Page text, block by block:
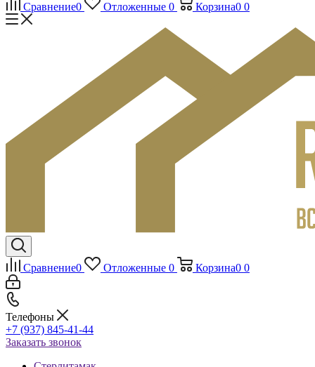
Сравнение0 Отложенные 0 Корзина0 0
Сравнение0 Отложенные 0 Корзина0 0
Телефоны
+7 (937) 845-41-44
Заказать звонок